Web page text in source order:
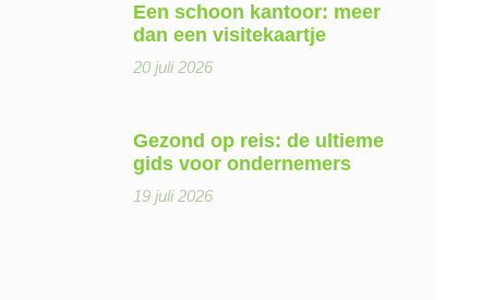
Een schoon kantoor: meer
dan een visitekaartje
20 juli 2026
Gezond op reis: de ultieme
gids voor ondernemers
19 juli 2026